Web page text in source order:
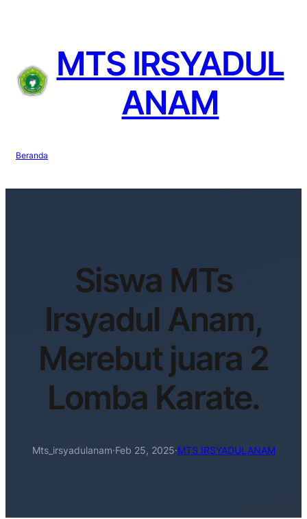
MTS IRSYADUL
ANAM
Beranda
Siswa MTs
Irsyadul Anam,
Merebut juara 2
Lomba Karate.
Mts_irsyadulanam·Feb 25, 2025·MTS IRSYADULANAM